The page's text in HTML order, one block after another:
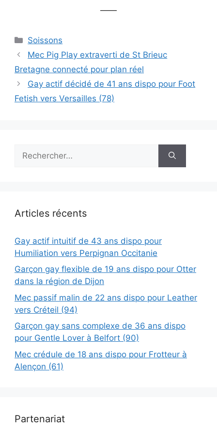
——
Catégories
Soissons
Mec Pig Play extraverti de St Brieuc
Bretagne connecté pour plan réel
Gay actif décidé de 41 ans dispo pour Foot
Fetish vers Versailles (78)
Articles récents
Gay actif intuitif de 43 ans dispo pour
Humiliation vers Perpignan Occitanie
Garçon gay flexible de 19 ans dispo pour Otter
dans la région de Dijon
Mec passif malin de 22 ans dispo pour Leather
vers Créteil (94)
Garçon gay sans complexe de 36 ans dispo
pour Gentle Lover à Belfort (90)
Mec crédule de 18 ans dispo pour Frotteur à
Alençon (61)
Partenariat